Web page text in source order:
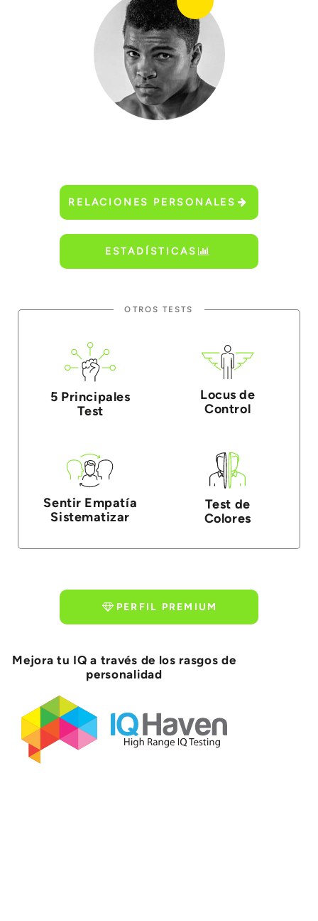
RELACIONES PERSONALES
ESTADÍSTICAS
OTROS TESTS
5 Principales
Test
Locus de
Control
Sentir Empatía
Sistematizar
Test de
Colores
PERFIL PREMIUM
Mejora tu IQ a través de los rasgos de
personalidad